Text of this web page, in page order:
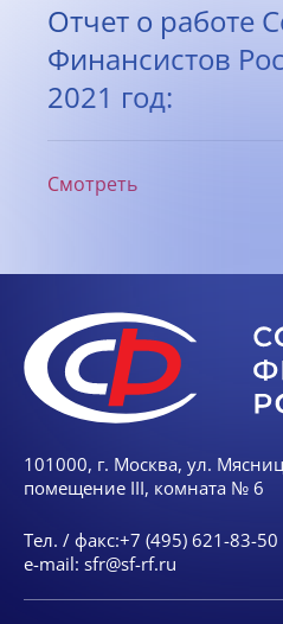
Отчет о работе
Финансистов
2021 год:
Смотреть
101000, г. Москва, ул.
помещение III, комната № 6
Тел. / факс:+7 (495) 621-83-50
e-mail: sfr@sf-rf.ru